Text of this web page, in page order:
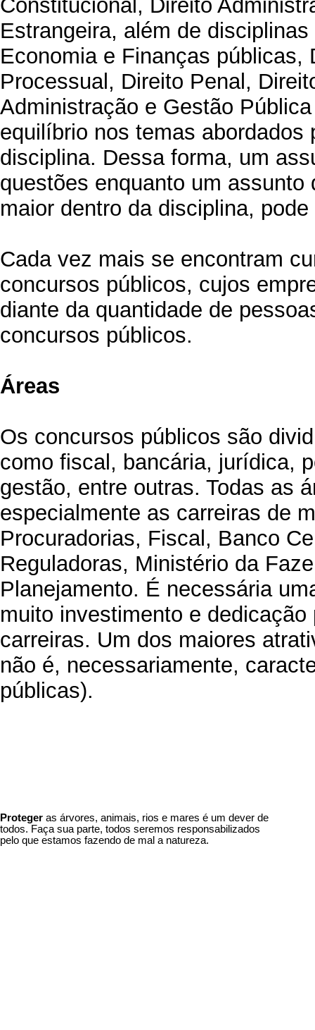
Constitucional, Direito
Estrangeira, além de
Economia e Finanças públicas,
Processual, Direito Penal,
Administração e Gestão
equilíbrio nos temas abordados
disciplina. Dessa forma, um
questões enquanto um
maior dentro da disciplina,
Cada vez mais se encontram
concursos públicos, cujos
diante da quantidade de
concursos públicos.
Áreas
Os concursos públicos são
como fiscal, bancária, jurídica,
gestão, entre outras. Todas as
especialmente as carreiras de
Procuradorias, Fiscal, Banco
Reguladoras, Ministério da
Planejamento. É necessária
muito investimento e
carreiras. Um dos maiores
não é, necessariamente,
públicas).
Proteger as árvores, animais, rios e mares é um dever de
todos. Faça sua parte, todos seremos responsabilizados
pelo que estamos fazendo de mal a natureza.